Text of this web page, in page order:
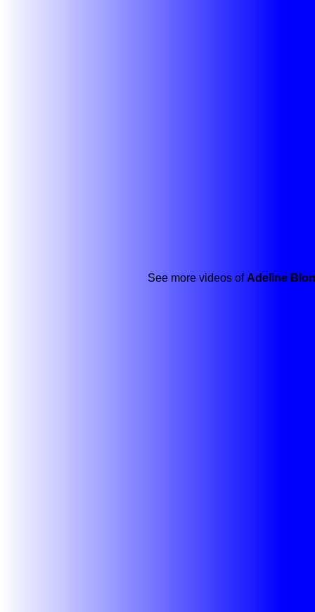
See more videos ofAdeline